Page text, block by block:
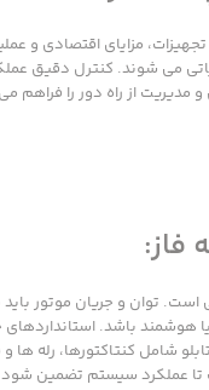
تجهیزات، مزایای اقتصادی
می شوند. کنترل دقیق
فاز:
است. توان و جریان موتور
شامل کنتاکتورها، رله
تا عملکرد سیستم تضمین